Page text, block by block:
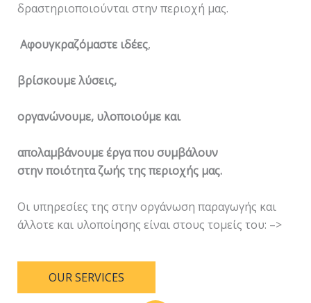
δραστηριοποιούνται στην περιοχή μας.
Αφουγκραζόμαστε ιδέες,
βρίσκουμε λύσεις,
οργανώνουμε, υλοποιούμε και
απολαμβάνουμε έργα που συμβάλουν
στην ποιότητα ζωής της περιοχής μας.
Οι υπηρεσίες της στην οργάνωση παραγωγής και
άλλοτε και υλοποίησης είναι στους τομείς του: –>
OUR SERVICES